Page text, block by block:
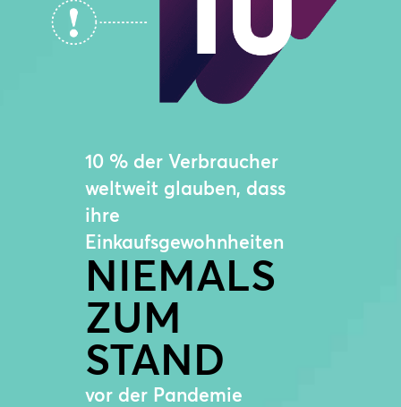
10 % der Verbraucher
weltweit glauben, dass
ihre
Einkaufsgewohnheiten
NIEMALS
ZUM
STAND
vor der Pandemie